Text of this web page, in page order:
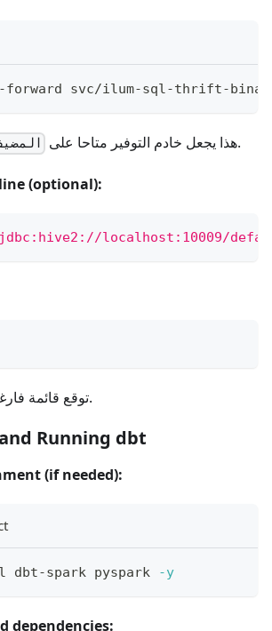
forward svc/ilum-sql-thrift-
هذا يجعل خادم التوفير متاحا على.
(optional):
localhost:10009/
توقع قائمة فارغة أو جداول موجودة.
Running dbt
(if needed):
spark pyspark -y
dependencies: